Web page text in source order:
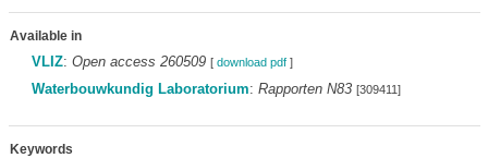
Available in
VLIZ: Open access 260509 [ download pdf]
Waterbouwkundig Laboratorium: Rapporten N83 [309411]
Keywords